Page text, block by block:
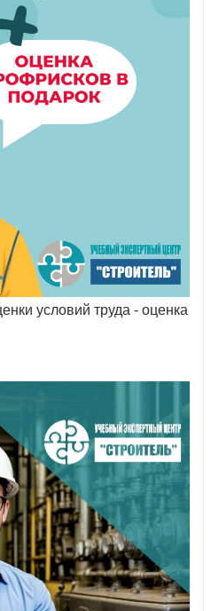
условий труда - оценка